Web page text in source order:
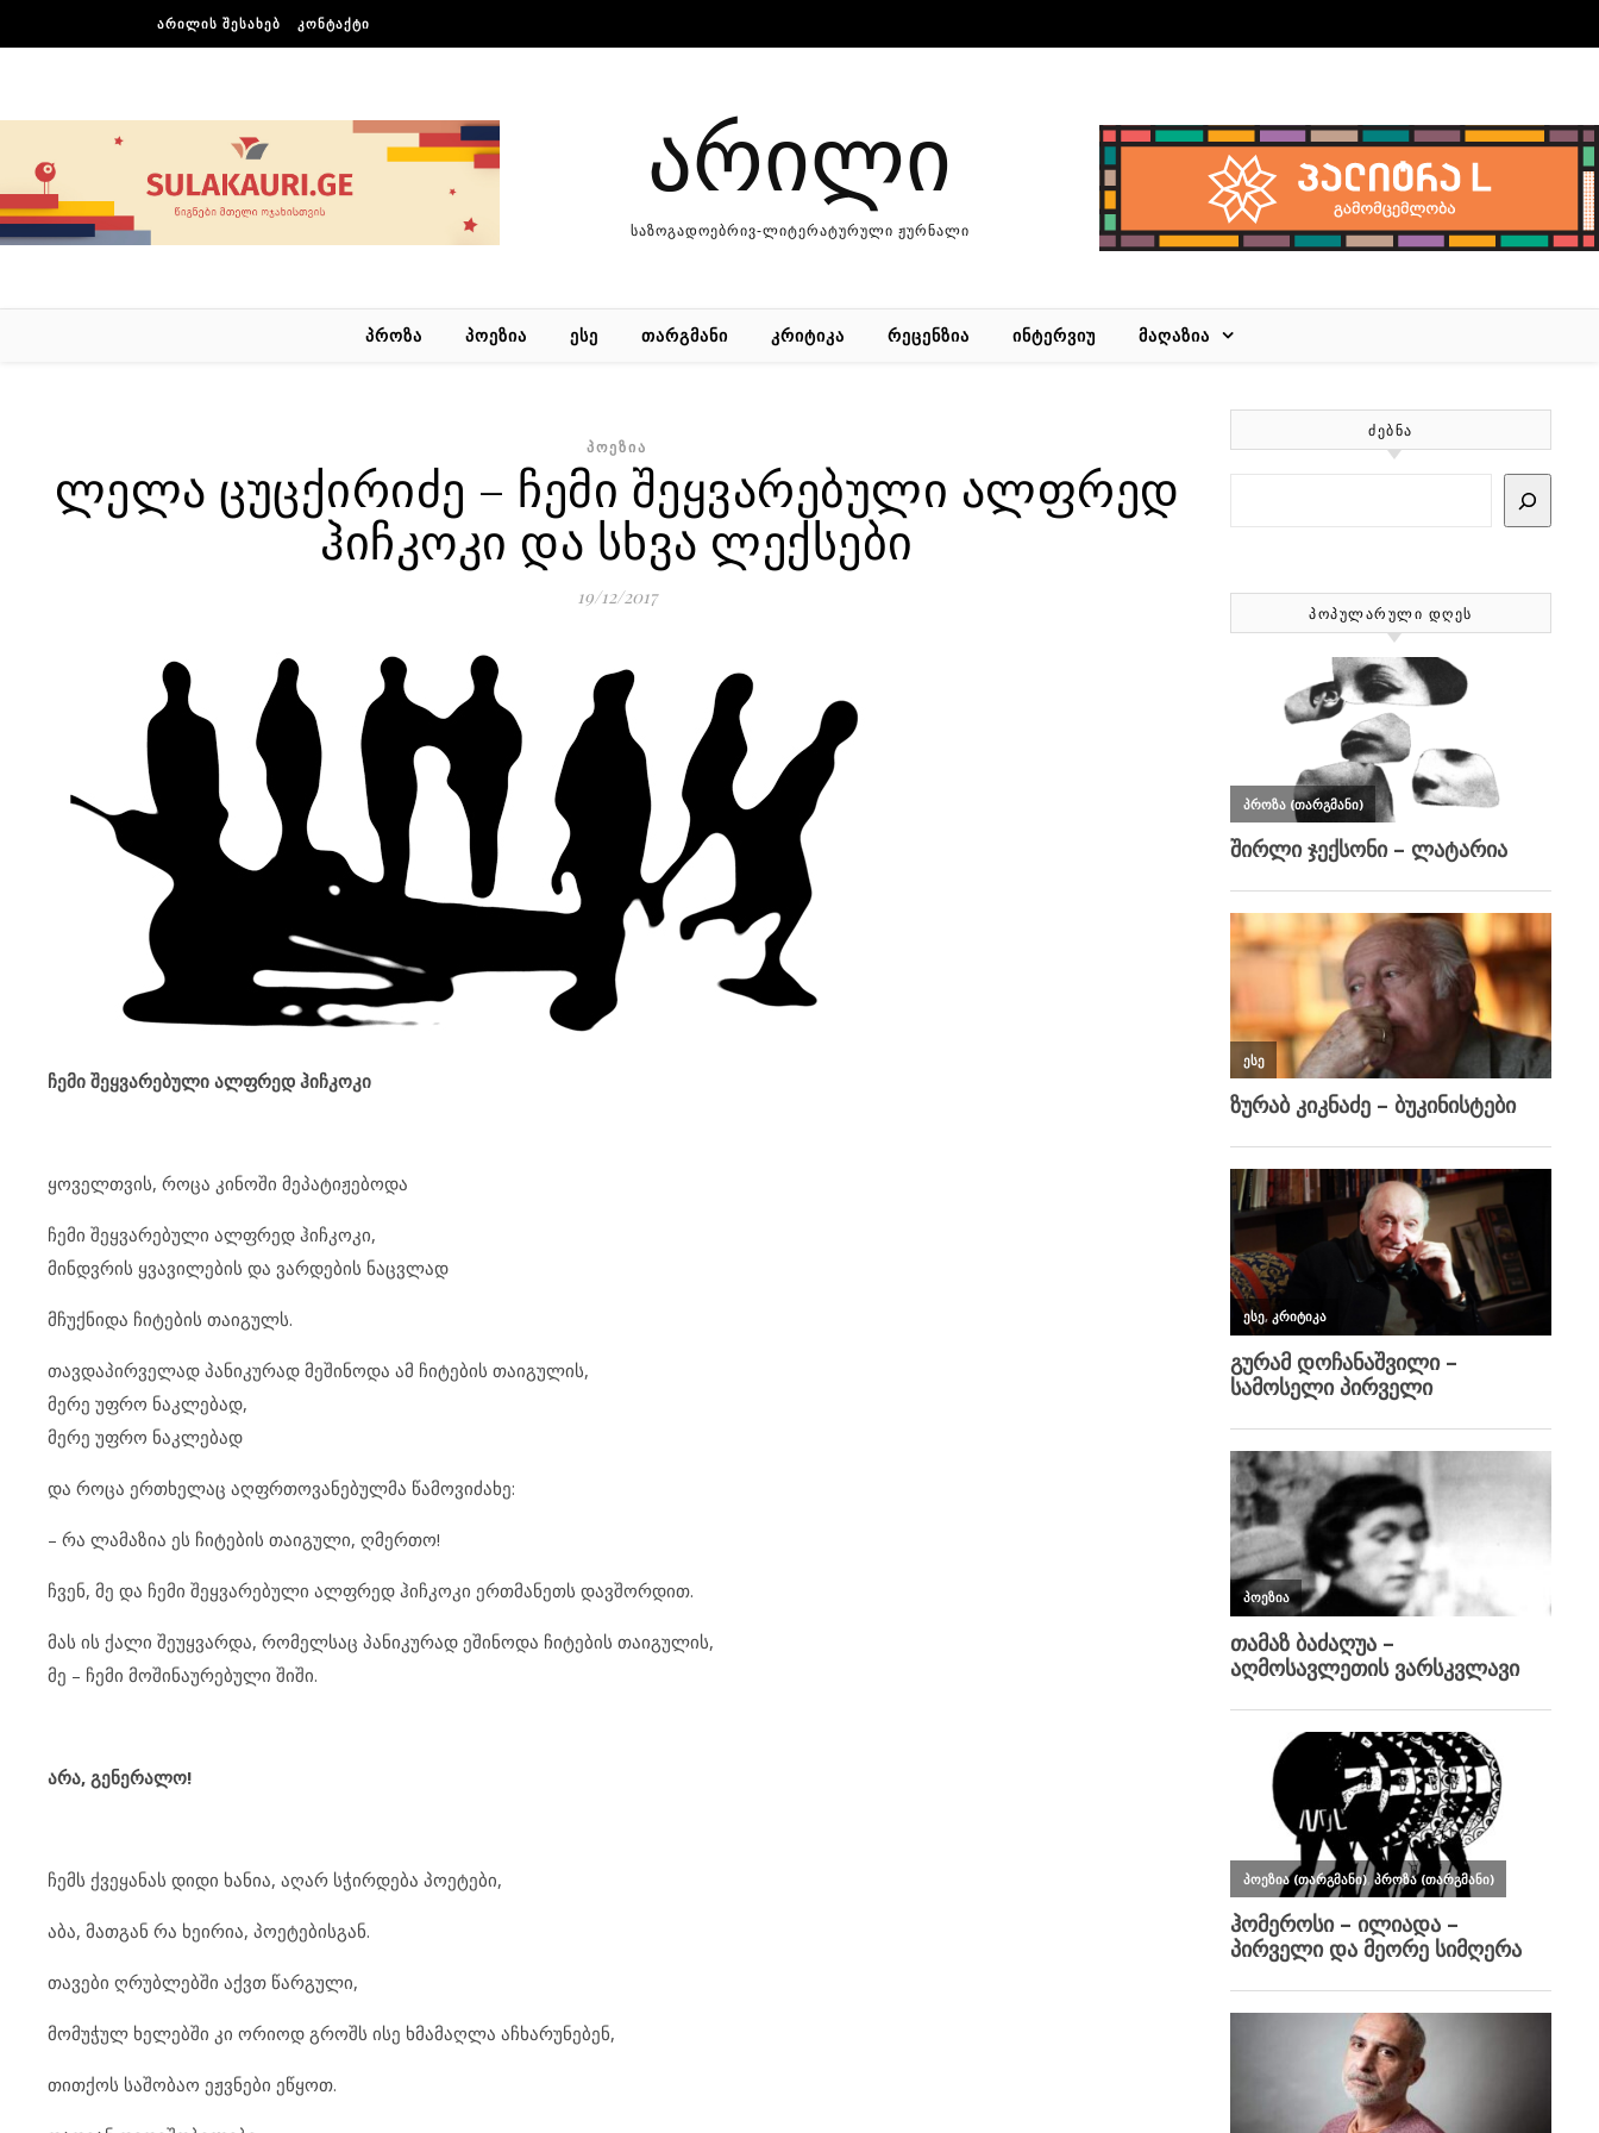
ᲐᲠᲘᲚᲘᲡ ᲨᲔᲡᲐᲮᲔᲑ ᲙᲝᲜᲢᲐᲥᲢᲘ
არილი
საზოგადოებრივ-ლიტერატურული ჟურნალი
ᲞᲠᲝᲖᲐ ᲞᲝᲔᲖᲘᲐ ᲔᲡᲔ ᲗᲐᲠᲒᲛᲐᲜᲘ ᲙᲠᲘᲢᲘᲙᲐ ᲠᲔᲪᲔᲜᲖᲘᲐ ᲘᲜᲢᲔᲠᲕᲘᲣ ᲛᲐᲦᲐᲖᲘᲐ
ᲞᲝᲔᲖᲘᲐ
ლელა ცუცქირიძე – ჩემი შეყვარებული ალფრედ
ჰიჩკოკი და სხვა ლექსები
19/12/2017
ჩემი შეყვარებული ალფრედ ჰიჩკოკი
ყოველთვის, როცა კინოში მეპატიჟებოდა
ჩემი შეყვარებული ალფრედ ჰიჩკოკი,
მინდვრის ყვავილების და ვარდების ნაცვლად
მჩუქნიდა ჩიტების თაიგულს.
თავდაპირველად პანიკურად მეშინოდა ამ ჩიტების თაიგულის,
მერე უფრო ნაკლებად,
მერე უფრო ნაკლებად
და როცა ერთხელაც აღფრთოვანებულმა წამოვიძახე:
– რა ლამაზია ეს ჩიტების თაიგული, ღმერთო!
ჩვენ, მე და ჩემი შეყვარებული ალფრედ ჰიჩკოკი ერთმანეთს დავშორდით.
მას ის ქალი შეუყვარდა, რომელსაც პანიკურად ეშინოდა ჩიტების თაიგულის,
მე – ჩემი მოშინაურებული შიში.
არა, გენერალო!
ჩემს ქვეყანას დიდი ხანია, აღარ სჭირდება პოეტები,
აბა, მათგან რა ხეირია, პოეტებისგან.
თავები ღრუბლებში აქვთ წარგული,
მომუჭულ ხელებში კი ორიოდ გროშს ისე ხმამაღლა აჩხარუნებენ,
თითქოს საშობაო ეჟვნები ეწყოთ.
ᲫᲔᲑᲜᲐ
ᲞᲝᲞᲣᲚᲐᲠᲣᲚᲘ ᲓᲦᲔᲡ